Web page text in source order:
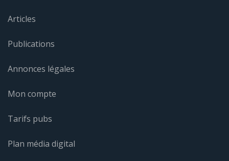
Articles
Publications
Annonces légales
Mon compte
Tarifs pubs
Plan média digital